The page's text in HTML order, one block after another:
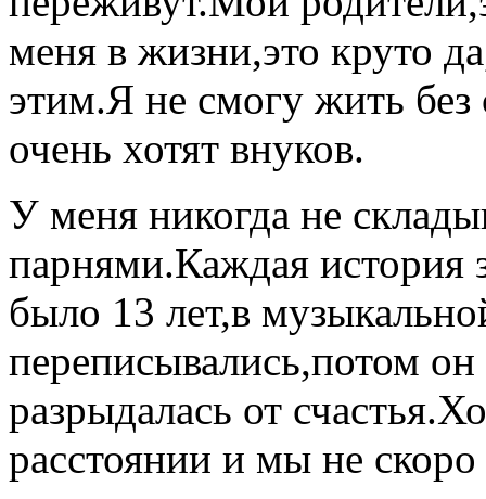
меня в жизни,это круто
этим.Я не смогу жить без
очень хотят внуков.
У меня никогда не
парнями.Каждая история
было 13 лет,в
переписывались,потом
разрыдалась от
расстоянии и мы не скоро